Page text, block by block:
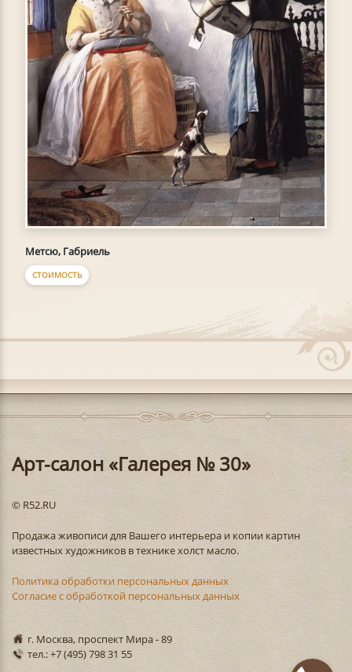
Метсю, Габриель
СТОИМОСТЬ
Арт-салон «Галерея № 30»
© R52.RU
Продажа живописи для Вашего интерьера и копии картин
известных художников в технике холст масло.
Политика обработки персональных данных
Согласие с обработкой персональных данных
г. Москва, проспект Мира - 89
тел.: +7 (495) 798 31 55